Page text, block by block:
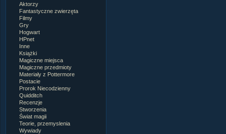
Aktorzy
Fantastyczne zwierzęta
Filmy
Gry
Hogwart
HPnet
Inne
Książki
Magiczne miejsca
Magiczne przedmioty
Materiały z Pottermore
Postacie
Prorok Niecodzienny
Quidditch
Recenzje
Stworzenia
Świat magii
Teorie, przemyslenia
Wywiady